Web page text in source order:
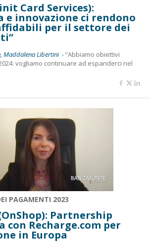
Card Services):
e innovazione ci rendono
per il settore dei
Maddalena Libertini -“Abbiamo obiettivi
vogliamo continuare ad espanderci nel
PAGAMENTI 2023
Partnership
con Recharge.com per
in Europa